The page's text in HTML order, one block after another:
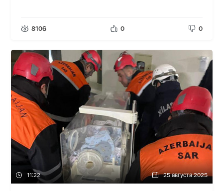
8106 0 0
11:22 25 августа 2025